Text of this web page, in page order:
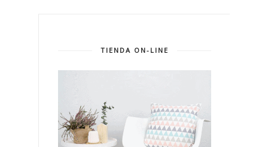
TIENDA ON-LINE